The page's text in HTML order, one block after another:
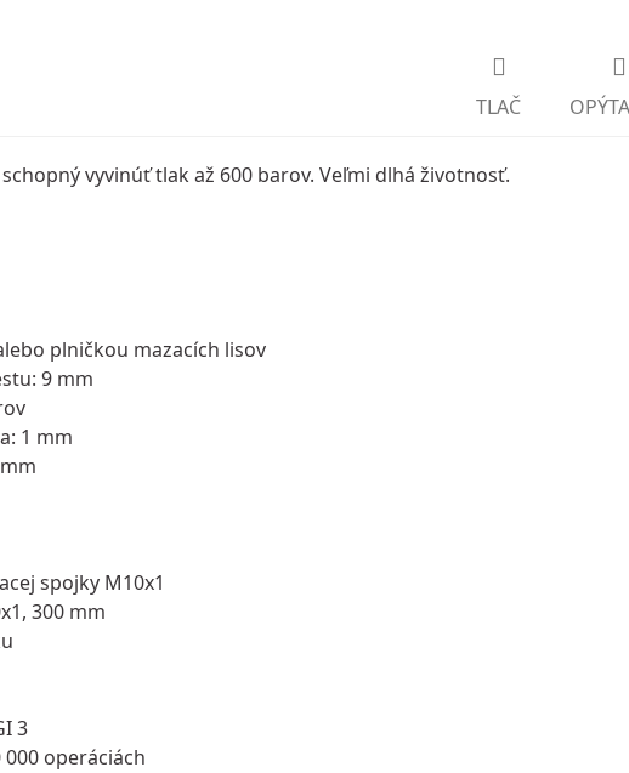
TLAČ
vyvinúť tlak až 600 barov. Veľmi dlhá životnosť.
plničkou mazacích lisov
9 mm
1 mm
spojky M10x1
300 mm
3
operáciách